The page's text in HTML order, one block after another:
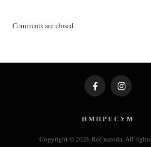
Comments are closed.
FacebookInstagram
И М П Р Е С У М
Copyright © 2026 Reč naroda. All rights